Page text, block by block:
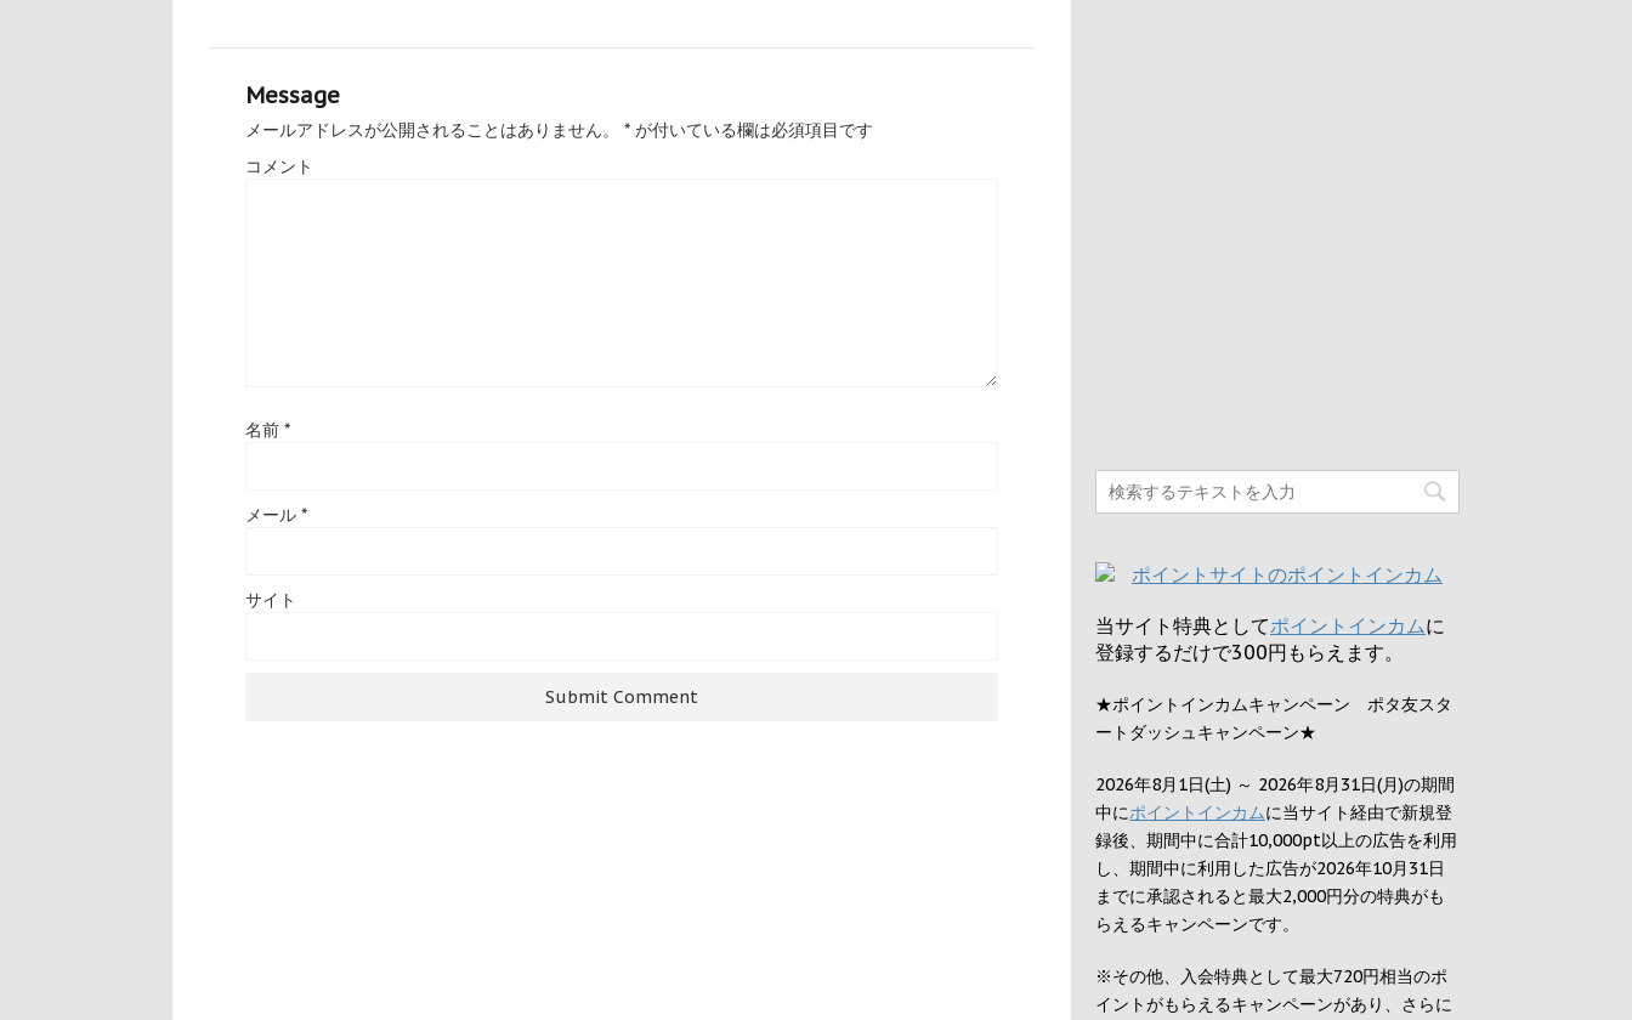
Message
メールアドレスが公開されることはありません。 * が付いている欄は必須項目です
コメント
名前 *
メール *
サイト
当サイト特典としてポイントインカムに
登録するだけで300円 もらえます。
★ポイントインカムキャンペーン ポタ友スタ
ートダッシュキャンペーン★
2026年8月1日(土) ～ 2026年8月31日(月)の期間
中にポイントインカムに当サイト経由で新規登
録後、期間中に合計10,000pt以上の広告を利用
し、期間中に利用した広告が2026年10月31日
までに承認されると最大2,000円分の特典がも
らえるキャンペーンです。
※その他、入会特典として最大720円相当のポ
イントがもらえるキャンペーンがあり、さらに